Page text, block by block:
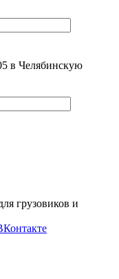
в Челябинскую
грузовиков и